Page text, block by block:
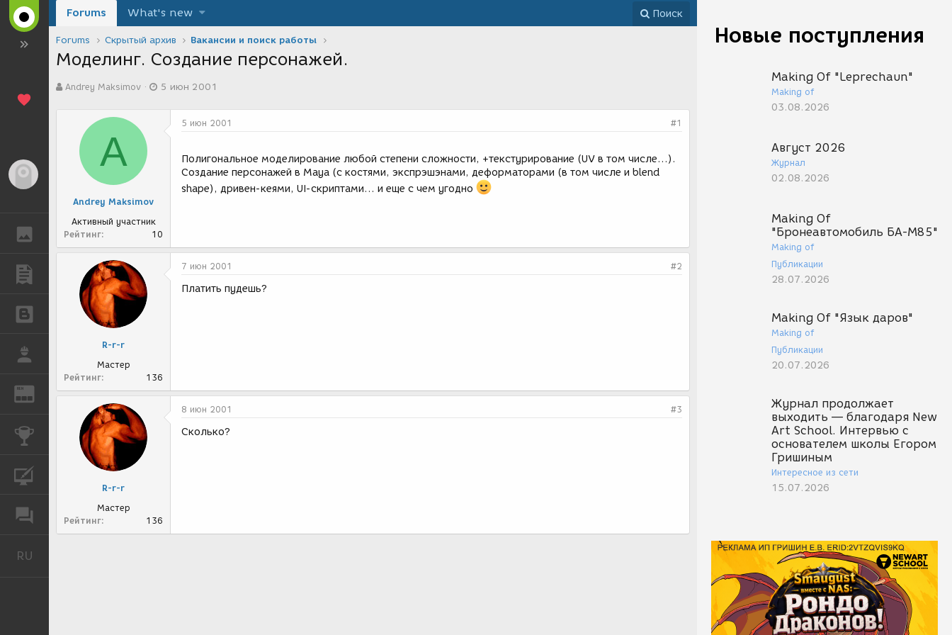
ГАЛЕРЕЯ
ПУБЛИКАЦИИ
БЛОГИ
REN ЖУРНАЛ
КОНКУРСЫ
ФОРУМ
RU
Новые поступления
Making Of "Leprechaun"
Making of
03.08.2026
Август 2026
Журнал
02.08.2026
Making Of
"Бронеавтомобиль БА-М85"
Making of
Публикации
28.07.2026
Making Of "Язык даров"
Making of
Публикации
20.07.2026
Журнал продолжает
выходить — благодаря New
Art School. Интервью с
основателем школы Егором
Гришиным
Интересное из сети
15.07.2026
Forums What's new Поиск
Forums Скрытый архив Вакансии и поиск работы
Моделинг. Создание персонажей.
в
Andrey Maksimov
а
5 июн 2001
A
Andrey Maksimov
Активный участник
Рейтинг
10
5 июн 2001 #1
Полигональное моделирование любой степени сложности, +текстурирование (UV в том числе...).
Создание персонажей в Maya (с костями, экспрэшэнами, деформаторами (в том числе и blend
shape), дривен-кеями, UI-скриптами... и еще с чем угодно
R-r-r
Мастер
Рейтинг
136
7 июн 2001 #2
Платить пудешь?
R-r-r
Мастер
Рейтинг
136
8 июн 2001 #3
Сколько?